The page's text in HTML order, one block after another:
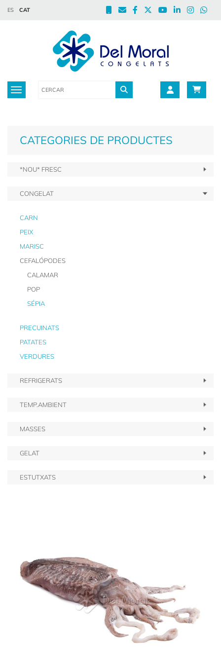
ES CAT
Toggle navigation
CATEGORIES DE PRODUCTES
*NOU* FRESC
CONGELAT
CARN
PEIX
MARISC
CEFALÓPODES
CALAMAR
POP
SÉPIA
PRECUINATS
PATATES
VERDURES
REFRIGERATS
TEMP.AMBIENT
MASSES
GELAT
ESTUTXATS